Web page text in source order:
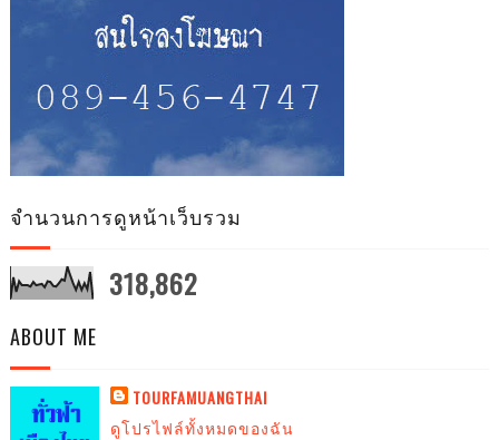
จำนวนการดูหน้าเว็บรวม
318,862
ABOUT ME
TOURFAMUANGTHAI
ดูโปรไฟล์ทั้งหมดของฉัน